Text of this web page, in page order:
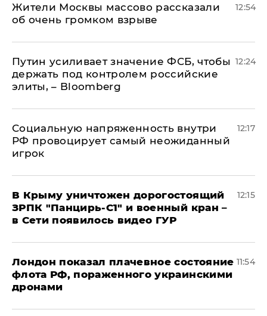
Жители Москвы массово рассказали
об очень громком взрыве
12:54
Путин усиливает значение ФСБ, чтобы
держать под контролем российские
элиты, – Bloomberg
12:24
Социальную напряженность внутри
РФ провоцирует самый неожиданный
игрок
12:17
В Крыму уничтожен дорогостоящий
ЗРПК "Панцирь-С1" и военный кран –
в Сети появилось видео ГУР
12:15
Лондон показал плачевное состояние
флота РФ, пораженного украинскими
дронами
11:54